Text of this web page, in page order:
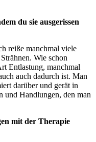
du sie ausgerissen
reiße manchmal viele
Wie schon
Entlastung, manchmal
auch dadurch ist. Man
darüber und gerät in
und Handlungen, den man
mit der Therapie